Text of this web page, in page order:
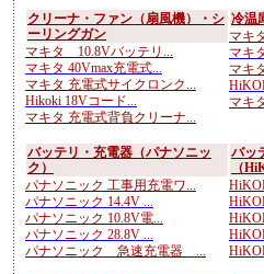
クリーナ・ファン（扇風機）・シ
ーリングガン
マキタ 10.8Vバッテリ...
マキタ 40Vmax充電式...
マキタ 充電式サイクロンク...
Hikoki 18Vコード...
マキタ 充電式背負クリーナ...
冷温
マキ
マキ
マキ
マキ
バッテリ・充電器（パナソニッ
ク）
パナソニック 工事用充電ワ...
パナソニック 14.4V ...
パナソニック 10.8V電...
パナソニック 28.8V ...
パナソニック 急速充電器 ...
バッ
（